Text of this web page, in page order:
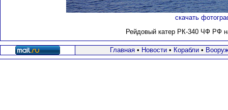
скачать
Рейдовый катер РК-340 ЧФ РФ
Главная• Новости• Корабли•